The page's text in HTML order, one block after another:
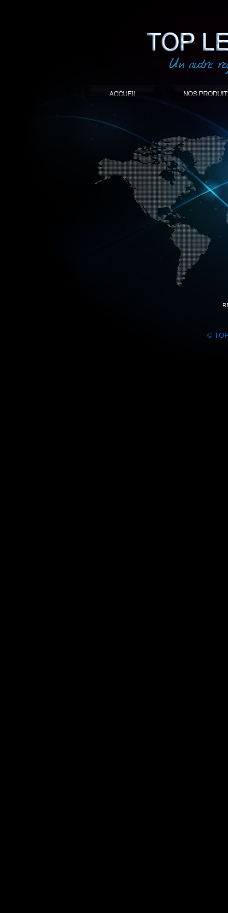
©
: Top led world
Produit décoratif led
Objet publicitaire led
éclairage blanc led
Enseigne publicitaire
Fabriquant et distributeur français
gamme à base de LED.
led, Topledworld, top led world, top
économie énergie, edf, lumière,